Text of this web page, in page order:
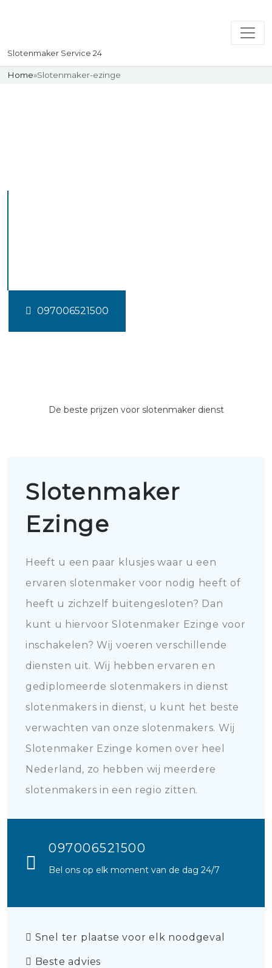
Slotenmaker Service 24
Home»Slotenmaker-ezinge
097006521500
De beste prijzen voor slotenmaker dienst
Slotenmaker
Ezinge
Heeft u een paar klusjes waar u een
ervaren slotenmaker voor nodig heeft of
heeft u zichzelf buitengesloten? Dan
kunt u hiervoor Slotenmaker Ezinge voor
inschakelen? Wij voeren verschillende
diensten uit. Wij hebben ervaren en
gediplomeerde slotenmakers in dienst
slotenmakers in dienst, u kunt het beste
verwachten van onze slotenmakers. Wij
Slotenmaker Ezinge komen over heel
Nederland, zo hebben wij meerdere
slotenmakers in een regio zitten.
097006521500
Bel ons op elk moment van de dag 24/7
Snel ter plaatse voor elk noodgeval
Beste advies